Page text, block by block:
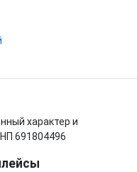
характер и
691804496